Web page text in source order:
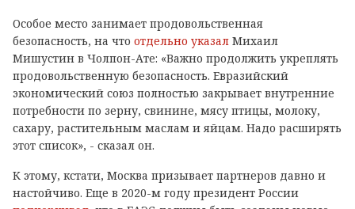
Особое место занимает продовольственная
безопасность, на что отдельно указал Михаил
Мишустин в Чолпон-Ате: «Важно продолжить укреплять
продовольственную безопасность. Евразийский
экономический союз полностью закрывает внутренние
потребности по зерну, свинине, мясу птицы, молоку,
сахару, растительным маслам и яйцам. Надо расширять
этот список», - сказал он.
К этому, кстати, Москва призывает партнеров давно и
настойчиво. Еще в 2020-м году президент России